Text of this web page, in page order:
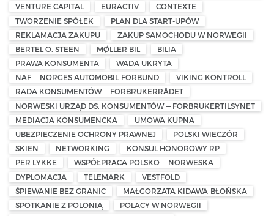
VENTURE CAPITAL
EURACTIV
CONTEXTE
TWORZENIE SPÓŁEK
PLAN DLA START-UPÓW
REKLAMACJA ZAKUPU
ZAKUP SAMOCHODU W NORWEGII
BERTEL O. STEEN
MØLLER BIL
BILIA
PRAWA KONSUMENTA
WADA UKRYTA
NAF — NORGES AUTOMOBIL-FORBUND
VIKING KONTROLL
RADA KONSUMENTÓW — FORBRUKERRÅDET
NORWESKI URZĄD DS. KONSUMENTÓW — FORBRUKERTILSYNET
MEDIACJA KONSUMENCKA
UMOWA KUPNA
UBEZPIECZENIE OCHRONY PRAWNEJ
POLSKI WIECZÓR
SKIEN
NETWORKING
KONSUL HONOROWY RP
PER LYKKE
WSPÓŁPRACA POLSKO — NORWESKA
DYPLOMACJA
TELEMARK
VESTFOLD
ŚPIEWANIE BEZ GRANIC
MAŁGORZATA KIDAWA-BŁOŃSKA
SPOTKANIE Z POLONIĄ
POLACY W NORWEGII